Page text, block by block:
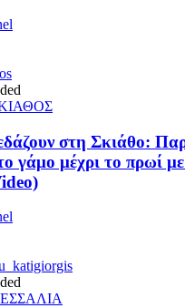
στη Σκιάθο:
το γάμο μέχρι το πρωί